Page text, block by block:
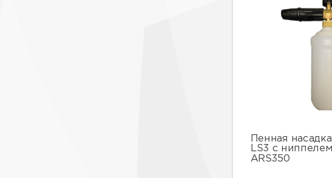
Пенная насадка
LS3 с ниппелем
ARS350